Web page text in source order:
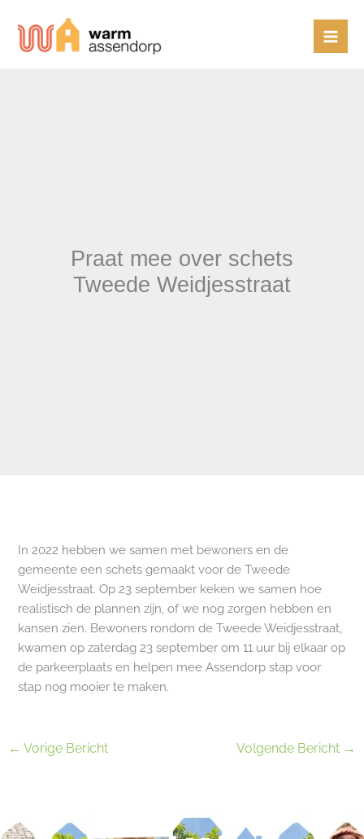
naar
Praat mee over schets
Tweede Weidjesstraat
In 2022 hebben we samen met bewoners en de
gemeente een schets gemaakt voor de Tweede
Weidjesstraat. Op 23 september keken we samen hoe
realistisch de plannen zijn, of we nog zorgen hebben en
kansen zien. Bewoners rondom de Tweede Weidjesstraat,
kwamen op zaterdag 23 september om 11 uur bij elkaar op
de parkeerplaats en helpen mee Assendorp stap voor
stap nog mooier te maken.
← Vorige Bericht Volgende Bericht →